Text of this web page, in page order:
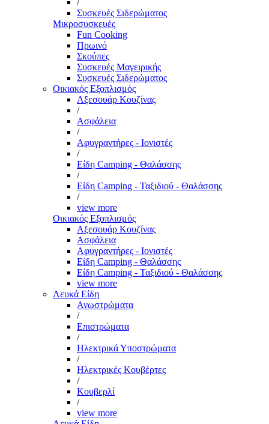
/
Συσκευές Σιδερώματος
Μικροσυσκευές
Fun Cooking
Πρωινό
Σκούπες
Συσκευές Μαγειρικής
Συσκευές Σιδερώματος
Οικιακός Εξοπλισμός
Αξεσουάρ Κουζίνας
/
Ασφάλεια
/
Αφυγραντήρες - Ιονιστές
/
Είδη Camping - Θαλάσσης
/
Είδη Camping - Ταξιδιού - Θαλάσσης
/
view more
Οικιακός Εξοπλισμός
Αξεσουάρ Κουζίνας
Ασφάλεια
Αφυγραντήρες - Ιονιστές
Είδη Camping - Θαλάσσης
Είδη Camping - Ταξιδιού - Θαλάσσης
view more
Λευκά Είδη
Ανωστρώματα
/
Επιστρώματα
/
Ηλεκτρικά Υποστρώματα
/
Ηλεκτρικές Κουβέρτες
/
Κουβερλί
/
view more